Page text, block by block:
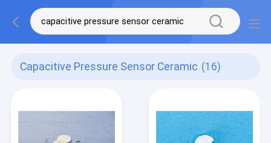
Capacitive Pressure Sensor Ceramic (16)